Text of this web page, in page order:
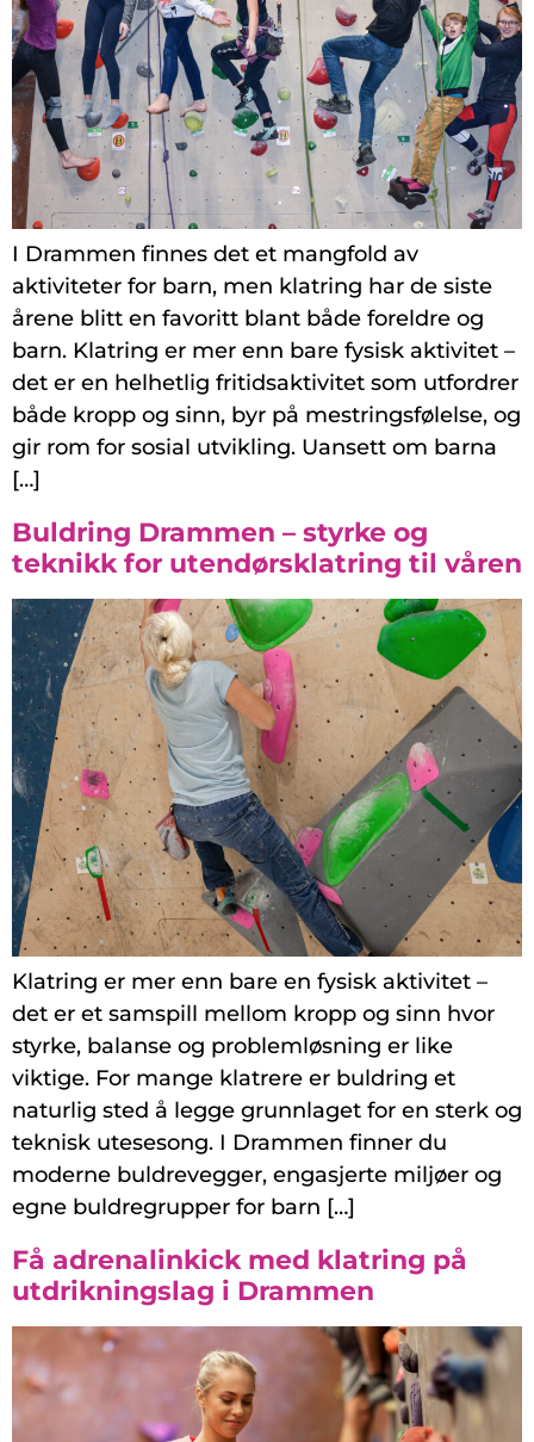
I Drammen finnes det et mangfold av
aktiviteter for barn, men klatring har de siste
årene blitt en favoritt blant både foreldre og
barn. Klatring er mer enn bare fysisk aktivitet –
det er en helhetlig fritidsaktivitet som utfordrer
både kropp og sinn, byr på mestringsfølelse, og
gir rom for sosial utvikling. Uansett om barna
[…]
Buldring Drammen – styrke og
teknikk for utendørsklatring til våren
Klatring er mer enn bare en fysisk aktivitet –
det er et samspill mellom kropp og sinn hvor
styrke, balanse og problemløsning er like
viktige. For mange klatrere er buldring et
naturlig sted å legge grunnlaget for en sterk og
teknisk utesesong. I Drammen finner du
moderne buldrevegger, engasjerte miljøer og
egne buldregrupper for barn […]
Få adrenalinkick med klatring på
utdrikningslag i Drammen